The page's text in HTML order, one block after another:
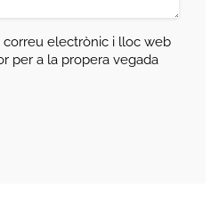
electrònic i lloc web
per a la propera vegada